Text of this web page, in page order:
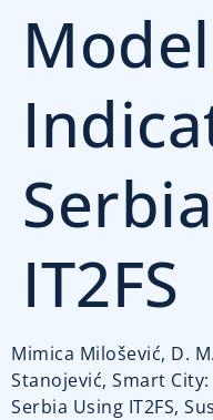
IT2FS
Mimica Milošević, D.
Stanojević, Smart
Serbia Using IT2FS,